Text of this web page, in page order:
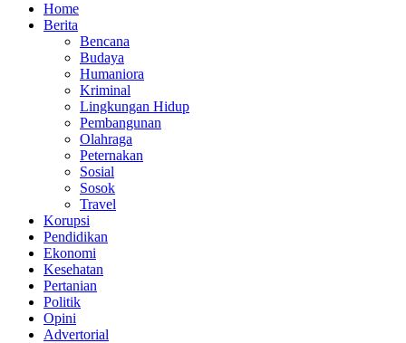
Home
Berita
Bencana
Budaya
Humaniora
Kriminal
Lingkungan Hidup
Pembangunan
Olahraga
Peternakan
Sosial
Sosok
Travel
Korupsi
Pendidikan
Ekonomi
Kesehatan
Pertanian
Politik
Opini
Advertorial